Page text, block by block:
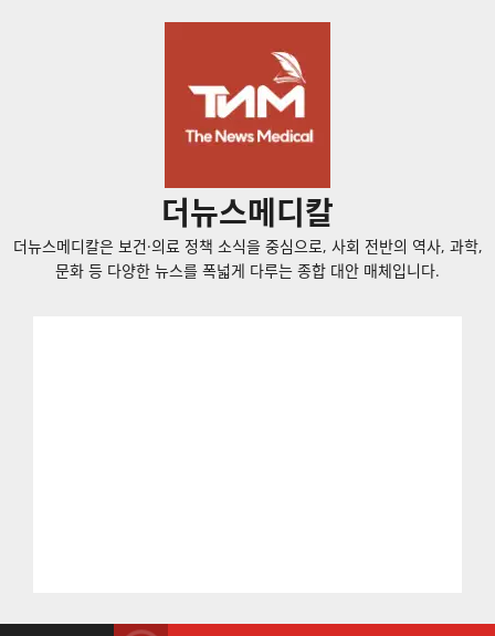
더뉴스메디칼
더뉴스메디칼은 보건·의료 정책 소식을 중심으로, 사회 전반의 역사, 과학,
문화 등 다양한 뉴스를 폭넓게 다루는 종합 대안 매체입니다.